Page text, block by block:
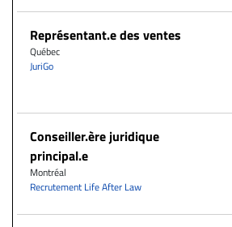
Représentant.e des ventes
Québec
JuriGo
Conseiller.ère juridique
principal.e
Montréal
Recrutement Life After Law